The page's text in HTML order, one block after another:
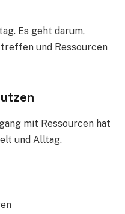
Es geht darum,
und Ressourcen
mit Ressourcen hat
und Alltag.